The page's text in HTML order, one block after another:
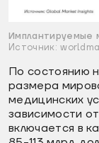
Имплантируемые
Источник:
По состоянию
размера
медицинских
зависимости
включается в